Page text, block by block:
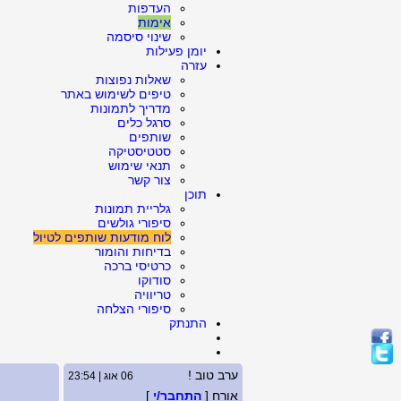
העדפות
אימות
שינוי סיסמה
יומן פעילות
עזרה
שאלות נפוצות
טיפים לשימוש באתר
מדריך לתמונות
סרגל כלים
שותפים
סטטיסטיקה
תנאי שימוש
צור קשר
תוכן
גלריית תמונות
סיפורי גולשים
לוח מודעות שותפים לטיול
בדיחות והומור
כרטיסי ברכה
סודוקו
טריוויה
סיפורי הצלחה
התנתק
ערב טוב ! 06 אוג | 23:54
אורח [ התחבר/י ]